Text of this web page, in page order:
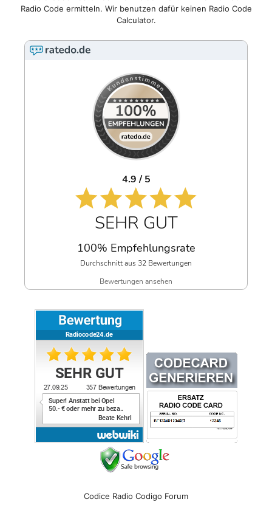
Radio Code ermitteln. Wir benutzen dafür keinen Radio Code
Calculator.
4.9 / 5
SEHR GUT
100% Empfehlungsrate
Durchschnitt aus 32 Bewertungen
Bewertungen ansehen
Codice Radio Codigo Forum